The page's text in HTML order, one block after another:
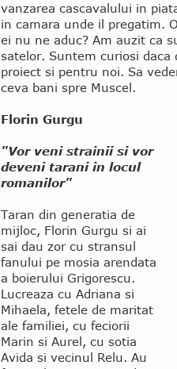
vanzarea cascavalului in
in camara unde il pregatim.
ei nu ne aduc? Am auzit ca
satelor. Suntem curiosi daca
proiect si pentru noi. Sa
ceva bani spre Muscel.
Florin Gurgu
"Vor veni strainii si vor
deveni tarani in locul
romanilor"
Taran din generatia de
mijloc, Florin Gurgu si ai
sai dau zor cu stransul
fanului pe mosia arendata
a boierului Grigorescu.
Lucreaza cu Adriana si
Mihaela, fetele de maritat
ale familiei, cu feciorii
Marin si Aurel, cu sotia
Avida si vecinul Relu. Au